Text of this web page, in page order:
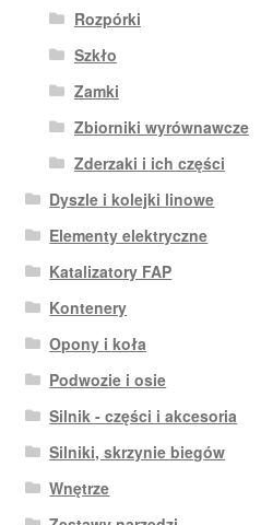
Rozpórki
Szkło
Zamki
Zbiorniki wyrównawcze
Zderzaki i ich części
Dyszle i kolejki linowe
Elementy elektryczne
Katalizatory FAP
Kontenery
Opony i koła
Podwozie i osie
Silnik - części i akcesoria
Silniki, skrzynie biegów
Wnętrze